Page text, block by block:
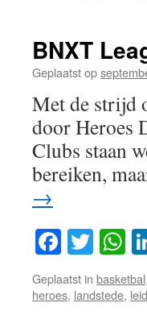
BNXT
Geplaatst op
Met de strijd
door Heroes
Clubs staan
bereiken,
→
Geplaatst in basketbal,
heroes, landstede,